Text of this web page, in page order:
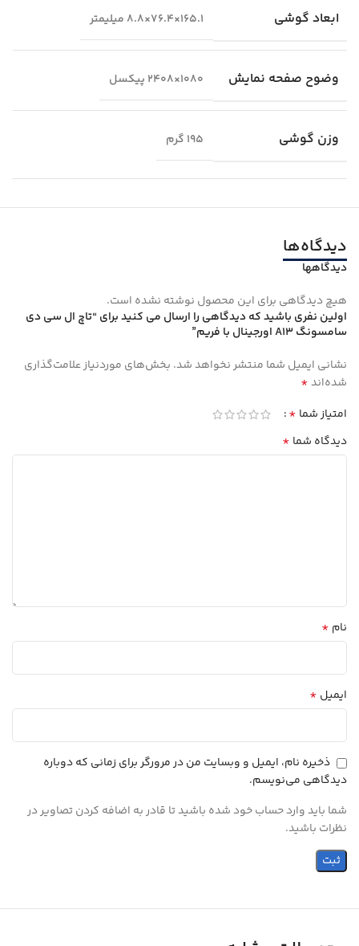
ابعاد گوشی 165.1×76.4×8.8 میلیمتر
وضوح صفحه نمایش 1080×2408 پیکسل
وزن گوشی 195 گرم
دیدگاه‌ها
دیدگاهها
هیچ دیدگاهی برای این محصول نوشته نشده است.
اولین نفری باشید که دیدگاهی را ارسال می کنید برای “تاچ ال سی دی
سامسونگ A13 اورجینال با فریم”
نشانی ایمیل شما منتشر نخواهد شد. بخش‌های موردنیاز علامت‌گذاری
شده‌اند*
امتیاز شما *
دیدگاه شما *
نام *
ایمیل *
ذخیره نام، ایمیل و وبسایت من در مرورگر برای زمانی که دوباره
دیدگاهی می‌نویسم.
شما باید وارد حساب خود شده باشید تا قادر به اضافه کردن تصاویر در
نظرات باشید.